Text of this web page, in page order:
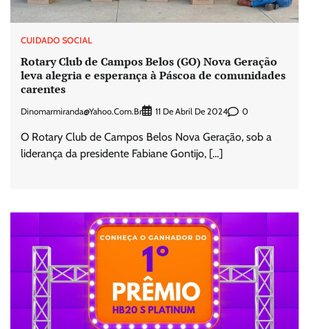
CUIDADO SOCIAL
Rotary Club de Campos Belos (GO) Nova Geração
leva alegria e esperança à Páscoa de comunidades
carentes
Dinomarmiranda@yahoo.com.br 11 De Abril De 2024 0
O Rotary Club de Campos Belos Nova Geração, sob a
liderança da presidente Fabiane Gontijo, […]